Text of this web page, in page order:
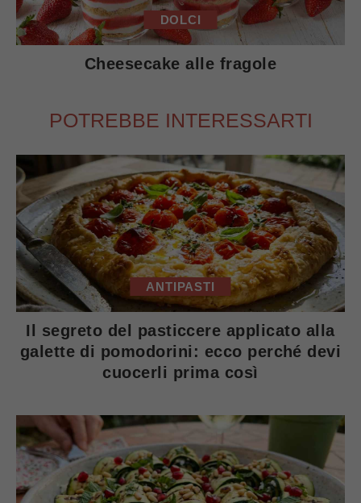
DOLCI
Cheesecake alle fragole
POTREBBE INTERESSARTI
ANTIPASTI
Il segreto del pasticcere applicato alla
galette di pomodorini: ecco perché devi
cuocerli prima così